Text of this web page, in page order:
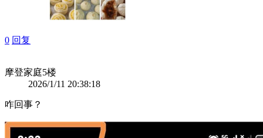
0 回复
摩登家庭5楼
2026/1/11 20:38:18
咋回事？